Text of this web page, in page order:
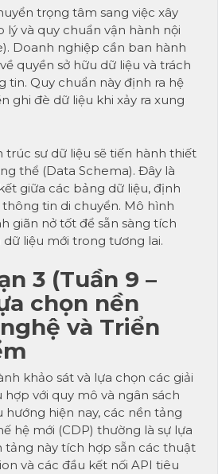
trọng tâm sang việc xây
và quy chuẩn vận hành nội
Doanh nghiệp cần ban hành
quyền sở hữu dữ liệu và trách
tin. Quy chuẩn này định ra hệ
ghi đè dữ liệu khi xảy ra xung
trúc sư dữ liệu sẽ tiến hành thiết
thể (Data Schema). Đây là
giữa các bảng dữ liệu, định
tin di chuyển. Mô hình
giãn nở tốt để sẵn sàng tích
liệu mới trong tương lai.
3 (Tuần 9 –
chọn nền
và Triển
khảo sát và lựa chọn các giải
với quy mô và ngân sách
hướng hiện nay, các nền tảng
hệ mới (CDP) thường là sự lựa
tảng này tích hợp sẵn các thuật
và các đầu kết nối API tiêu